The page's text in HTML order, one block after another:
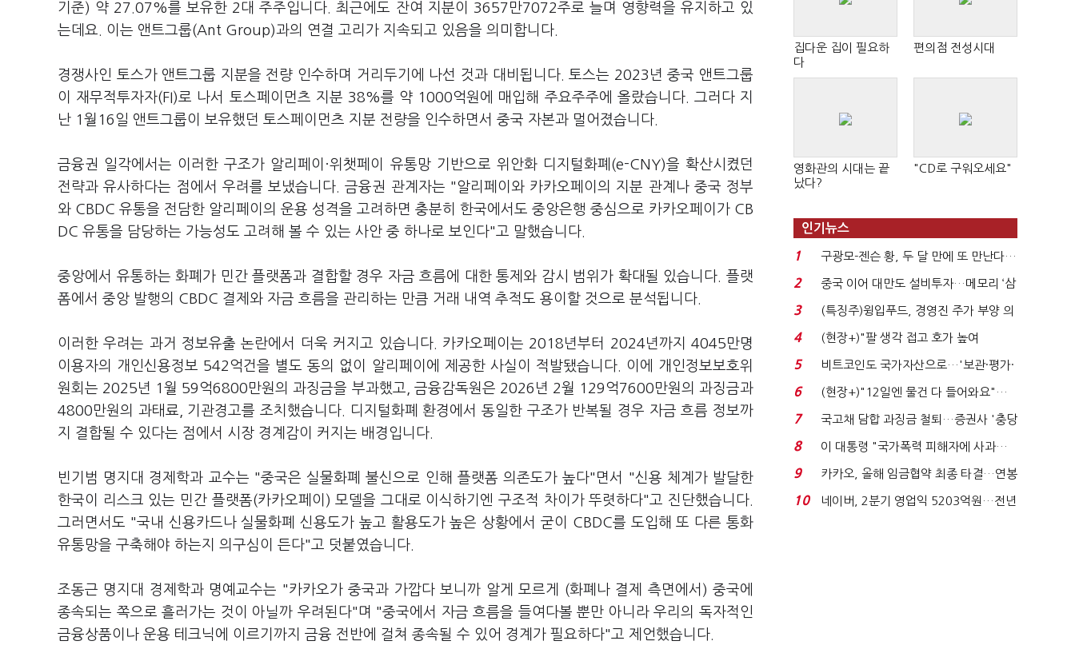
기준) 약 27.07%를 보유한 2대 주주입니다. 최근에도 잔여 지분이 3657만7072주로 늘며 영향력을 유지하고 있
는데요. 이는 앤트그룹(Ant Group)과의 연결 고리가 지속되고 있음을 의미합니다.
경쟁사인 토스가 앤트그룹 지분을 전량 인수하며 거리두기에 나선 것과 대비됩니다. 토스는 2023년 중국 앤트그룹
이 재무적투자자(FI)로 나서 토스페이먼츠 지분 38%를 약 1000억원에 매입해 주요주주에 올랐습니다. 그러다 지
난 1월16일 앤트그룹이 보유했던 토스페이먼츠 지분 전량을 인수하면서 중국 자본과 멀어졌습니다.
금융권 일각에서는 이러한 구조가 알리페이·위챗페이 유통망 기반으로 위안화 디지털화폐(e-CNY)을 확산시켰던
전략과 유사하다는 점에서 우려를 보냈습니다. 금융권 관계자는 "알리페이와 카카오페이의 지분 관계나 중국 정부
와 CBDC 유통을 전담한 알리페이의 운용 성격을 고려하면 충분히 한국에서도 중앙은행 중심으로 카카오페이가 CB
DC 유통을 담당하는 가능성도 고려해 볼 수 있는 사안 중 하나로 보인다"고 말했습니다.
중앙에서 유통하는 화폐가 민간 플랫폼과 결합할 경우 자금 흐름에 대한 통제와 감시 범위가 확대될 있습니다. 플랫
폼에서 중앙 발행의 CBDC 결제와 자금 흐름을 관리하는 만큼 거래 내역 추적도 용이할 것으로 분석됩니다.
이러한 우려는 과거 정보유출 논란에서 더욱 커지고 있습니다. 카카오페이는 2018년부터 2024년까지 4045만명
이용자의 개인신용정보 542억건을 별도 동의 없이 알리페이에 제공한 사실이 적발됐습니다. 이에 개인정보보호위
원회는 2025년 1월 59억6800만원의 과징금을 부과했고, 금융감독원은 2026년 2월 129억7600만원의 과징금과
4800만원의 과태료, 기관경고를 조치했습니다. 디지털화폐 환경에서 동일한 구조가 반복될 경우 자금 흐름 정보까
지 결합될 수 있다는 점에서 시장 경계감이 커지는 배경입니다.
빈기범 명지대 경제학과 교수는 "중국은 실물화폐 불신으로 인해 플랫폼 의존도가 높다"면서 "신용 체계가 발달한
한국이 리스크 있는 민간 플랫폼(카카오페이) 모델을 그대로 이식하기엔 구조적 차이가 뚜렷하다"고 진단했습니다.
그러면서도 "국내 신용카드나 실물화폐 신용도가 높고 활용도가 높은 상황에서 굳이 CBDC를 도입해 또 다른 통화
유통망을 구축해야 하는지 의구심이 든다"고 덧붙였습니다.
조동근 명지대 경제학과 명예교수는 "카카오가 중국과 가깝다 보니까 알게 모르게 (화폐나 결제 측면에서) 중국에
종속되는 쪽으로 흘러가는 것이 아닐까 우려된다"며 "중국에서 자금 흐름을 들여다볼 뿐만 아니라 우리의 독자적인
금융상품이나 운용 테크닉에 이르기까지 금융 전반에 걸쳐 종속될 수 있어 경계가 필요하다"고 제언했습니다.
집다운 집이 필요하
다
편의점 전성시대
영화관의 시대는 끝
났다?
"CD로 구워오세요"
인기뉴스
1
구광모-젠슨 황, 두 달 만에 또 만난다…
로봇·AI 등 논...
2
중국 이어 대만도 설비투자…메모리 ‘삼
국전쟁’
3
(특징주)윙입푸드, 경영진 주가 부양 의
지에 상한가...
4
(현장+)"팔 생각 접고 호가 높여
요"…'덜 똘똘한 한 채' 20...
5
비트코인도 국가자산으로…'보관·평가·
처분' 기준은 ...
6
(현장+)"12일엔 물건 다 들어와요"…
빈 매대 채우며 문 연 ...
7
국고채 담합 과징금 철퇴…증권사 '충당
금 폭탄' 우려...
8
이 대통령 "국가폭력 피해자에 사과…
적극적 조사로 진...
9
카카오, 올해 임금협약 최종 타결…연봉
6.3% 인상·격려...
10
네이버, 2분기 영업익 5203억원…전년